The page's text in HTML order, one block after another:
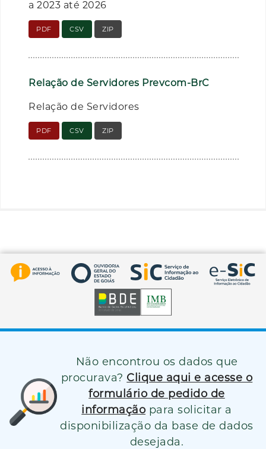
a 2023 até 2026
PDF CSV ZIP
Relação de Servidores Prevcom-BrC
Relação de Servidores
PDF CSV ZIP
Não encontrou os dados que
procurava? Clique aqui e acesse o
formulário de pedido de
informação para solicitar a
disponibilização da base de dados
desejada.